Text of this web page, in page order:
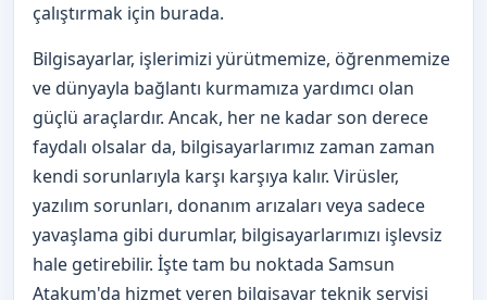
çalıştırmak için burada.
Bilgisayarlar, işlerimizi yürütmemize, öğrenmemize
ve dünyayla bağlantı kurmamıza yardımcı olan
güçlü araçlardır. Ancak, her ne kadar son derece
faydalı olsalar da, bilgisayarlarımız zaman zaman
kendi sorunlarıyla karşı karşıya kalır. Virüsler,
yazılım sorunları, donanım arızaları veya sadece
yavaşlama gibi durumlar, bilgisayarlarımızı işlevsiz
hale getirebilir. İşte tam bu noktada Samsun
Atakum'da hizmet veren bilgisayar teknik servisi